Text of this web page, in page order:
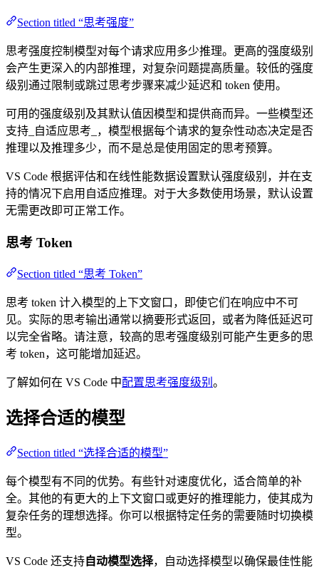
Section titled “思考强度”
思考强度控制模型对每个请求应用多少推理。更高的强度级别
会产生更深入的内部推理，对复杂问题提高质量。较低的强度
级别通过限制或跳过思考步骤来减少延迟和 token 使用。
可用的强度级别及其默认值因模型和提供商而异。一些模型还
支持_自适应思考_，模型根据每个请求的复杂性动态决定是否
推理以及推理多少，而不是总是使用固定的思考预算。
VS Code 根据评估和在线性能数据设置默认强度级别，并在支
持的情况下启用自适应推理。对于大多数使用场景，默认设置
无需更改即可正常工作。
思考 Token
Section titled “思考 Token”
思考 token 计入模型的上下文窗口，即使它们在响应中不可
见。实际的思考输出通常以摘要形式返回，或者为降低延迟可
以完全省略。请注意，较高的思考强度级别可能产生更多的思
考 token，这可能增加延迟。
了解如何在 VS Code 中配置思考强度级别 。
选择合适的模型
Section titled “选择合适的模型”
每个模型有不同的优势。有些针对速度优化，适合简单的补
全。其他的有更大的上下文窗口或更好的推理能力，使其成为
复杂任务的理想选择。你可以根据特定任务的需要随时切换模
型。
VS Code 还支持自动模型选择，自动选择模型以确保最佳性能